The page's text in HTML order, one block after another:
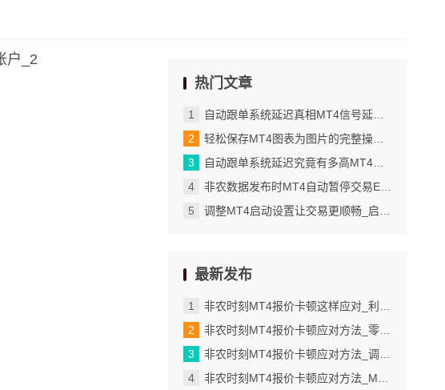
户_2
热门文章
自动跟单系统延迟真相MT4信号延迟多久_遇到顽固问题的终极排查方案
轻松保存MT4图表为图片的完整操作步骤_导出数据后的分析与应用技巧
自动跟单系统延迟究竟有多高MT4信号延迟真相_自动跟单系统延迟的典型范围_1
非农数据发布时MT4自动暂停交易EA设置方法_在MT4中指定新的声音文件
调整MT4启动设置让交易更顺畅_启动时自动加载图表模板_1
最新发布
非农时刻MT4报价卡顿这样应对_利用报告功能批量导出交易详情
非农时刻MT4报价卡顿应对方法_零轴颜色自定义的实际应用场景
非农时刻MT4报价卡顿应对方法_调整K线图的主体颜色
非农时刻MT4报价卡顿应对方法_MT4检查订单修改是否成功的具体步骤